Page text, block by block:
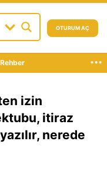
OTURUM AÇ
...
izin
itiraz
nerede